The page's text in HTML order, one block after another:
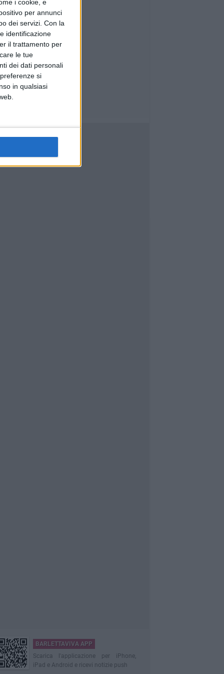
i cookie, e
per annunci
dei servizi. Con la
identificazione
il trattamento per
le tue
dei dati personali
si
in qualsiasi
BARLETTAVIVA APP
Scarica l'applicazione per iPhone,
iPad e Android e ricevi notizie push